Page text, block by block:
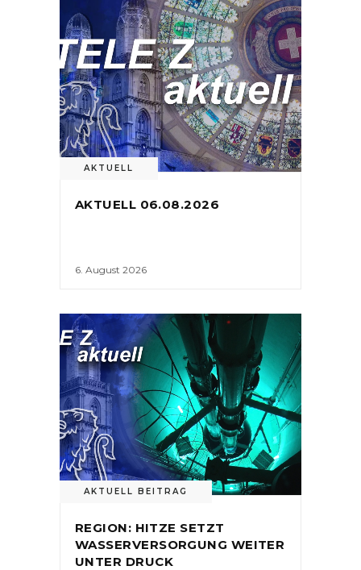
AKTUELL
AKTUELL 06.08.2026
6. August 2026
AKTUELL BEITRAG
REGION: HITZE SETZT
WASSERVERSORGUNG WEITER
UNTER DRUCK